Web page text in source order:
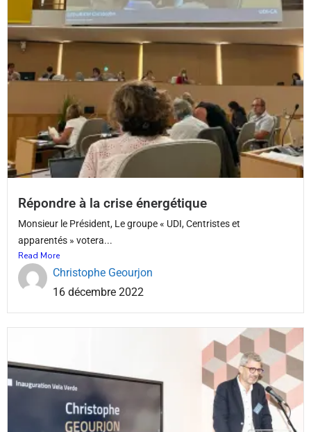
Répondre à la crise énergétique
Monsieur le Président, Le groupe « UDI, Centristes et
apparentés » votera...
Read More
Christophe Geourjon
16 décembre 2022